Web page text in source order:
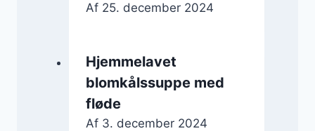
Af 25. december 2024
Hjemmelavet
blomkålssuppe med
fløde
Af 3. december 2024